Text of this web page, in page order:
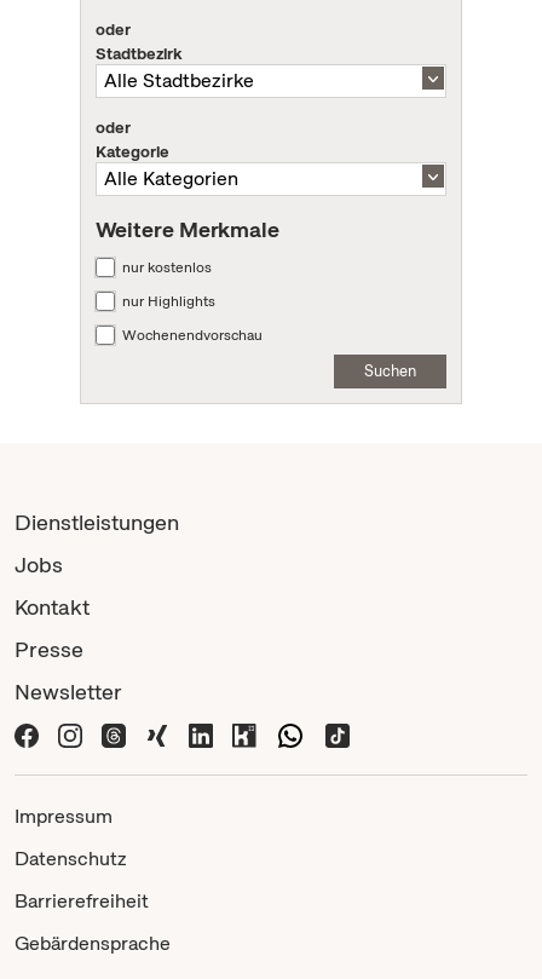
oder
Stadtbezirk
oder
Kategorie
Weitere Merkmale
nur kostenlos
nur Highlights
Wochenendvorschau
Suchen
Dienstleistungen
Jobs
Kontakt
Presse
Newsletter
Impressum
Datenschutz
Barrierefreiheit
Gebärdensprache